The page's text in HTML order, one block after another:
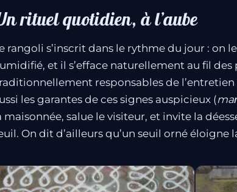
rituel quotidien, à l’aube
rangoli s’inscrit dans le rythme du jour : on
et il s’efface naturellement au fil des
responsables de
les garantes de ces signes auspicieux (
maisonnée, salue le visiteur, et invite la
On dit d’ailleurs qu’un seuil orné éloigne